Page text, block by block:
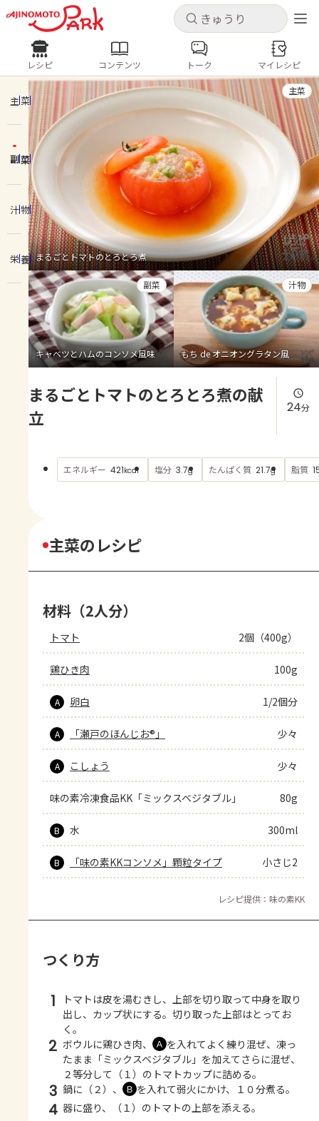
キャンセル
ログインするとレシピを保存できます
ログイン 新規登録
ホーム
コンテンツ
レシピ
トーク
よくあるお問い合わせ
お買い物
AJINOMOTO PARK とは
キャンセル
レシピ コンテンツ
人気の食材・レシピ
きゅうり なす トマト
とうもろこし
ピーマン
みょうが ゴーヤ
レシピ コンテンツ トーク マイレシピ
主菜
副菜
汁物
栄養 まるごとトマトのとろとろ煮
主菜
キャベツとハムのコンソメ風味
副菜
もち de オニオングラタン風
汁物
まるごとトマトのとろとろ煮の献
立
24分
エネルギー 421kcal 塩分 3.7g たんぱく質 21.7g 脂質
主菜のレシピ
材料（2人分）
トマト 2個（400g）
鶏ひき肉 100g
A 卵白 1/2個分
A 「瀬戸のほんじお®」 少々
A こしょう 少々
味の素冷凍食品KK「ミックスベジタブル」 80g
B 水 300ml
B 「味の素KKコンソメ」顆粒タイプ 小さじ2
レシピ提供：味の素KK
つくり方
1
トマトは皮を湯むきし、上部を切り取って中身を取り
出し、カップ状にする。切り取った上部はとってお
く。
2 ボウルに鶏ひき肉、 Ａ を入れてよく練り混ぜ、凍っ
たまま「ミックスベジタブル」を加えてさらに混ぜ、
２等分して（１）のトマトカップに詰める。
3 鍋に（２）、 Ｂ を入れて弱火にかけ、１０分煮る。
4 器に盛り、（１）のトマトの上部を添える。